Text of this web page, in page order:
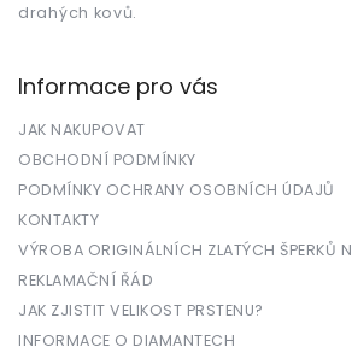
drahých kovů.
Informace pro vás
JAK NAKUPOVAT
OBCHODNÍ PODMÍNKY
PODMÍNKY OCHRANY OSOBNÍCH ÚDAJŮ
KONTAKTY
VÝROBA ORIGINÁLNÍCH ZLATÝCH ŠPERKŮ
REKLAMAČNÍ ŘÁD
JAK ZJISTIT VELIKOST PRSTENU?
INFORMACE O DIAMANTECH